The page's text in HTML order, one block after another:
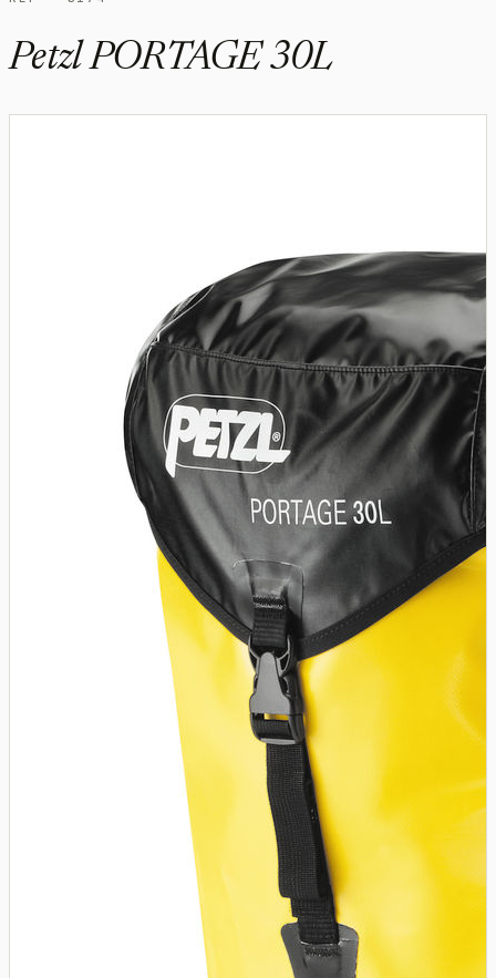
Petzl PORTAGE 30L